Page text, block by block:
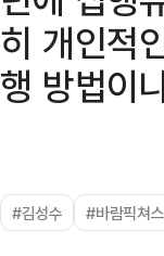
히 개인적
행 방법이
#김성수 #바람픽쳐스